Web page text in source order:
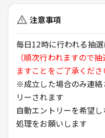
注意事項
毎日12時に行われる抽
（順次行われますので
ますことをご了承くださ
※成立した場合のみ連絡
リーされます
自動エントリーを希望
処理をお願いします